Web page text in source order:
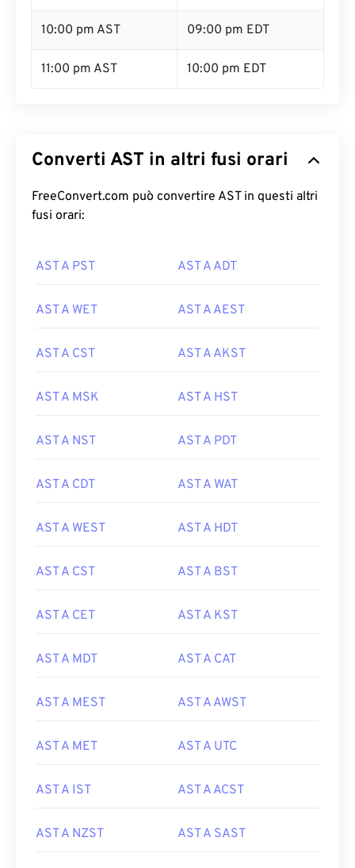
10:00 pm AST 09:00 pm EDT
11:00 pm AST 10:00 pm EDT
Converti AST in altri fusi orari
FreeConvert.com può convertire AST in questi altri
fusi orari:
AST A PST AST A ADT
AST A WET AST A AEST
AST A CST AST A AKST
AST A MSK AST A HST
AST A NST AST A PDT
AST A CDT AST A WAT
AST A WEST AST A HDT
AST A CST AST A BST
AST A CET AST A KST
AST A MDT AST A CAT
AST A MEST AST A AWST
AST A MET AST A UTC
AST A IST AST A ACST
AST A NZST AST A SAST